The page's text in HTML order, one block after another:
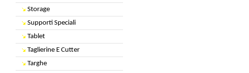
Storage
Supporti Speciali
Tablet
Taglierine E Cutter
Targhe